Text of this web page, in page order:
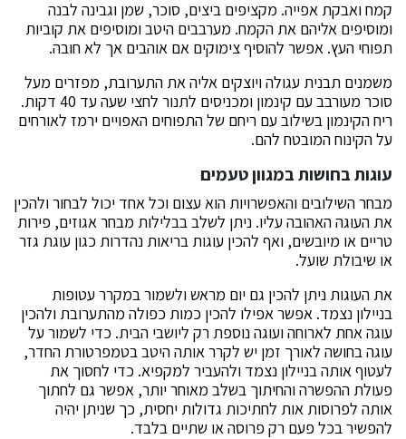
קמח ואבקת אפייה. מקציפים ביצים, סוכר, שמן וגבינה לבנה
ומוסיפים אליהם את הקמח. מערבבים היטב ומוסיפים את קוביות
תפוחי העץ. אפשר להוסיף צימוקים אם אוהבים אך לא חובה.
משמנים תבנית עגולה ויוצקים אליה את התערובת, מפזרים מעל
סוכר מעורבב עם קינמון ומכניסים לתנור לחצי שעה עד 40 דקות.
ריח הקינמון בשילוב עם ריחם של התפוחים האפויים ירמז לאורחים
על הקינוח המובטח להם.
עוגות בחושות במגוון טעמים
מבחר השילובים והאפשרויות הוא עצום וכל אחד יכול לבחור ולהכין
את העוגה האהובה עליו. ניתן לשלב בבלילות מבחר אגוזים, פירות
טריים או מיובשים, ואף להכין עוגות בריאות נהדרות כגון עוגת גזר
או שיבולת שועל.
את העוגות ניתן להכין גם יום מראש ולשמור במקרר עטופות
בניילון נצמד. אפשר אפילו להכין כמות כפולה מהתערובת ולהכין
עוגה אחת לארוחה ועוגה נוספת רק ליושבי הבית. כדי לשמור על
עוגה בחושה לאורך זמן יש לקרר אותה היטב בטמפרטורת החדר,
לעטוף אותה בניילון נצמד ולהעביר למקפיא. כדי לחסוך את
פעולת ההפשרה והחיתוך בשלב מאוחר יותר, אפשר גם לחתוך
אותה לפרוסות אות לחתיכות גדולות יחסית, כך שניתן יהיה
להפשיר בכל פעם רק פרוסה או שתיים בלבד.